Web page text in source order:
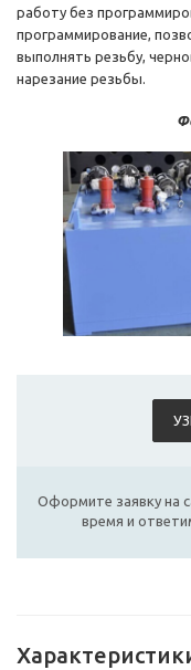
работу без
программирование,
выполнять резьбу,
нарезание резьбы.
Оформите заявку на
время и